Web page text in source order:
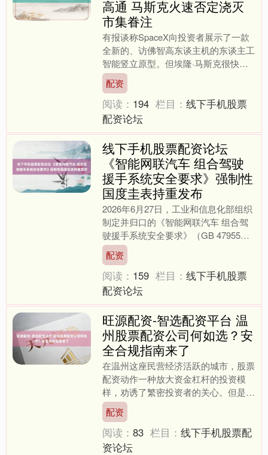
高通 马斯克火速否定浇灭
市集眷注
有报谈称SpaceX向投资者展示了一款
全新的、访佛智高东谈主机的东谈主工
智能竖立原型。但埃隆·马斯克很快否
定了这一音信。 该报谈征引知情东谈
主士的话称，Spac....
配资
阅读： 194 栏目：线下手机股票
配资论坛
线下手机股票配资论坛
《智能网联汽车 组合驾驶
援手系统安全要求》强制性
国度圭表持重发布
2026年6月27日，工业和信息化部组织
制定并归口的《智能网联汽车 组合驾
驶援手系统安全要求》（GB 47955—
2026）强制性国度圭表由国度市集监
督解决总局....
配资
阅读： 159 栏目：线下手机股票
配资论坛
旺源配资-智选配资平台 温
州股票配资公司何如选？安
全合规指南来了
在温州这座民营经济活跃的城市，股票
配资动作一种放大资金杠杆的投资模
样，劝诱了繁密投资者的关心。但是，
靠近市集上数目繁密、良莠不皆的配资
公司，怎样选拔一家安全合规....
配资
阅读：83 栏目：线下手机股票配
资论坛